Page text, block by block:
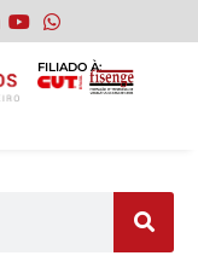
FILIADO À: